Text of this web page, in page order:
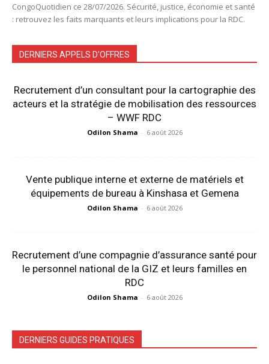
CongoQuotidien ce 28/07/2026. Sécurité, justice, économie et santé
: retrouvez les faits marquants et leurs implications pour la RDC.
DERNIERS APPELS D'OFFRES
Recrutement d’un consultant pour la cartographie des
acteurs et la stratégie de mobilisation des ressources
– WWF RDC
Odilon Shama - 6 août 2026
Vente publique interne et externe de matériels et
équipements de bureau à Kinshasa et Gemena
Odilon Shama - 6 août 2026
Recrutement d’une compagnie d’assurance santé pour
le personnel national de la GIZ et leurs familles en
RDC
Odilon Shama - 6 août 2026
DERNIERS GUIDES PRATIQUES